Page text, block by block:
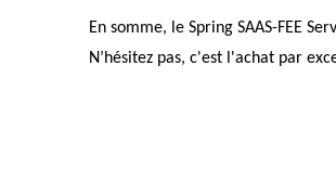
En somme, le Spring SAAS-FEE
N’hésitez pas, c'est l'achat par